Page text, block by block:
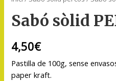
Sabó sòlid
4,50€
Pastilla de 100g, sense
paper kraft.